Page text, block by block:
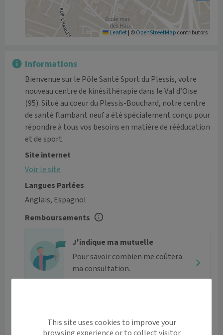
Leaflet| ©OpenStreetMapcontributors
Informations
Bienvenue sur le Pôle Santé Sport du Plessis, votre
nouveau centre de kinésithérapie dans le Val d’Oise
(95). Situé au coeur du Plessis-Bouchard, notre centre
de santé flambant neuf a été spécialement conçu pour
répondre à tous vos besoins en matière de rééducation
et de sport.
Site internet
Voir le site
Langues Parlées
Anglais, Espagnol
Remboursements
J'indique ma mutuelle
Pour savoir combien me coûtera
ma consultation.
This site uses cookies to improve your